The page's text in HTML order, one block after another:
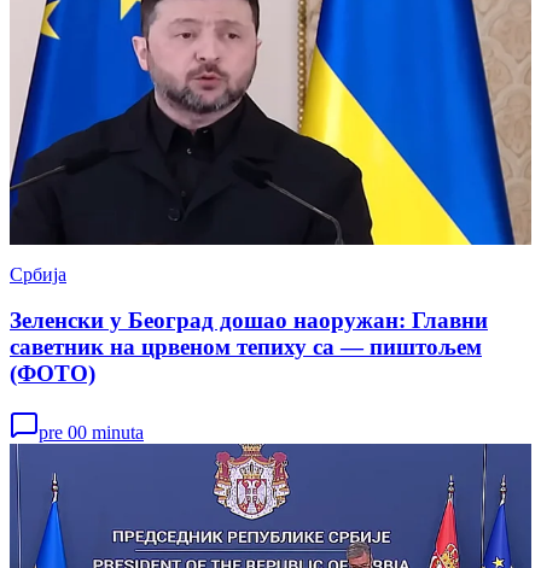
Србија
Зеленски у Београд дошао наоружан: Главни
саветник на црвеном тепиху са — пиштољем
(ФОТО)
pre 00 minuta